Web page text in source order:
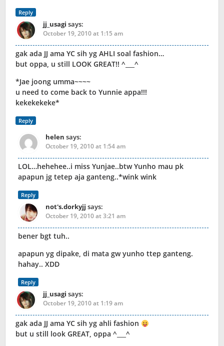
Reply
jj_usagi says:
October 19, 2010 at 1:15 am
gak ada JJ ama YC sih yg AHLI soal fashion…
but oppa, u still LOOK GREAT!! ^___^
*Jae joong umma~~~~
u need to come back to Yunnie appa!!!
kekekekeke*
Reply
helen says:
October 19, 2010 at 1:54 am
LOL…hehehee..i miss Yunjae..btw Yunho mau pk
apapun jg tetep aja ganteng..*wink wink
Reply
not's.dorkyjj says:
October 19, 2010 at 3:21 am
bener bgt tuh..
apapun yg dipake, di mata gw yunho ttep ganteng.
hahay.. XDD
Reply
jj_usagi says:
October 19, 2010 at 1:19 am
gak ada JJ ama YC sih yg ahli fashion
but u still look GREAT, oppa ^___^